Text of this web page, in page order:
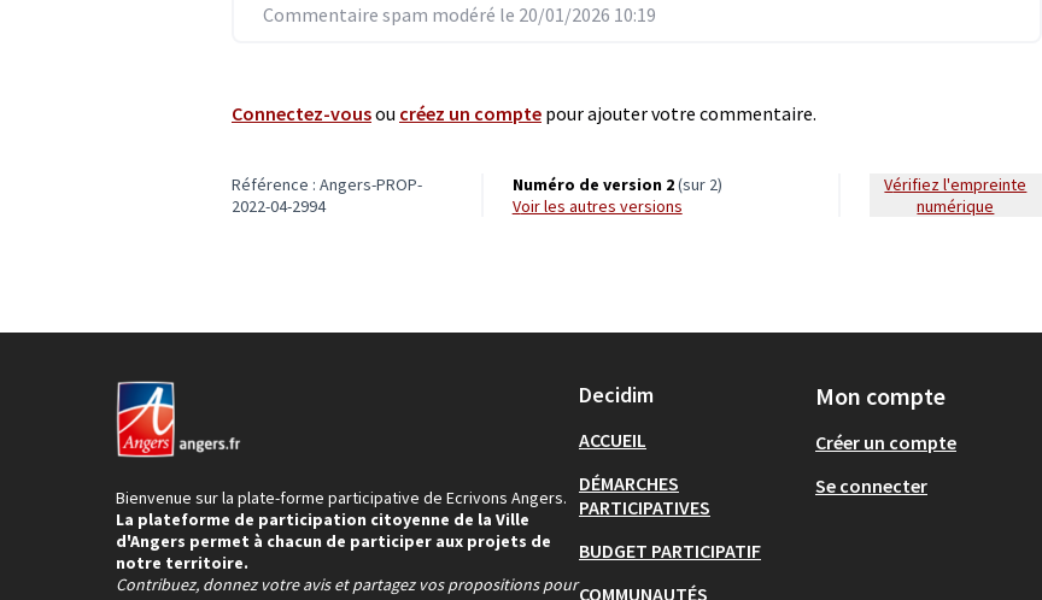
Commentaire spam modéré le 20/01/2026 10:19
Connectez-vousou créez un compte pour ajouter votre commentaire.
Référence : Angers-PROP-
2022-04-2994
Numéro de version 2(sur 2)
voir les autres versions
Vérifiez l'empreinte
numérique
Bienvenue sur la plate-forme participative de Ecrivons Angers.
La plateforme de participation citoyenne de la Ville
d'Angers permet à chacun de participer aux projets de
notre territoire.
Contribuez, donnez votre avis et partagez vos propositions pour
Decidim
ACCUEIL
DÉMARCHES
PARTICIPATIVES
BUDGET PARTICIPATIF
COMMUNAUTÉS
Mon compte
Créer un compte
Se connecter